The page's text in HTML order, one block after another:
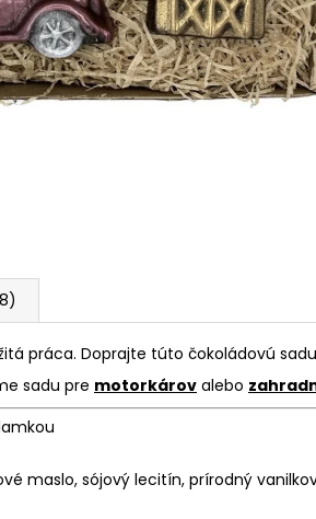
práca. Doprajte túto čokoládovú
sadu pre motorkárov alebo
maslo, sójový lecitín, prírodný